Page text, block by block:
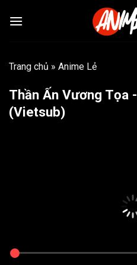
qua
Trang chủ » Anime Lẻ
Thần Ấn Vương Tọa
(Vietsub)